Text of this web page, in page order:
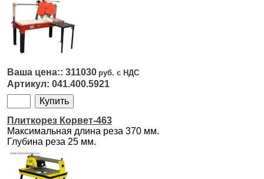
311030
041.400.5921
Плиткорез Корвет-463
Максимальная длина реза 370 мм.
Глубина реза 25 мм.